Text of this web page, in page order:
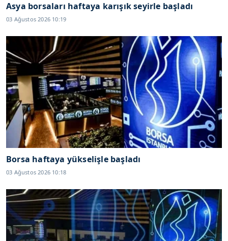
Asya borsaları haftaya karışık seyirle başladı
03 Ağustos 2026 10:19
Borsa haftaya yükselişle başladı
03 Ağustos 2026 10:18